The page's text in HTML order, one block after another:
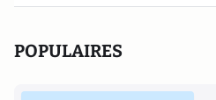
POPULAIRES